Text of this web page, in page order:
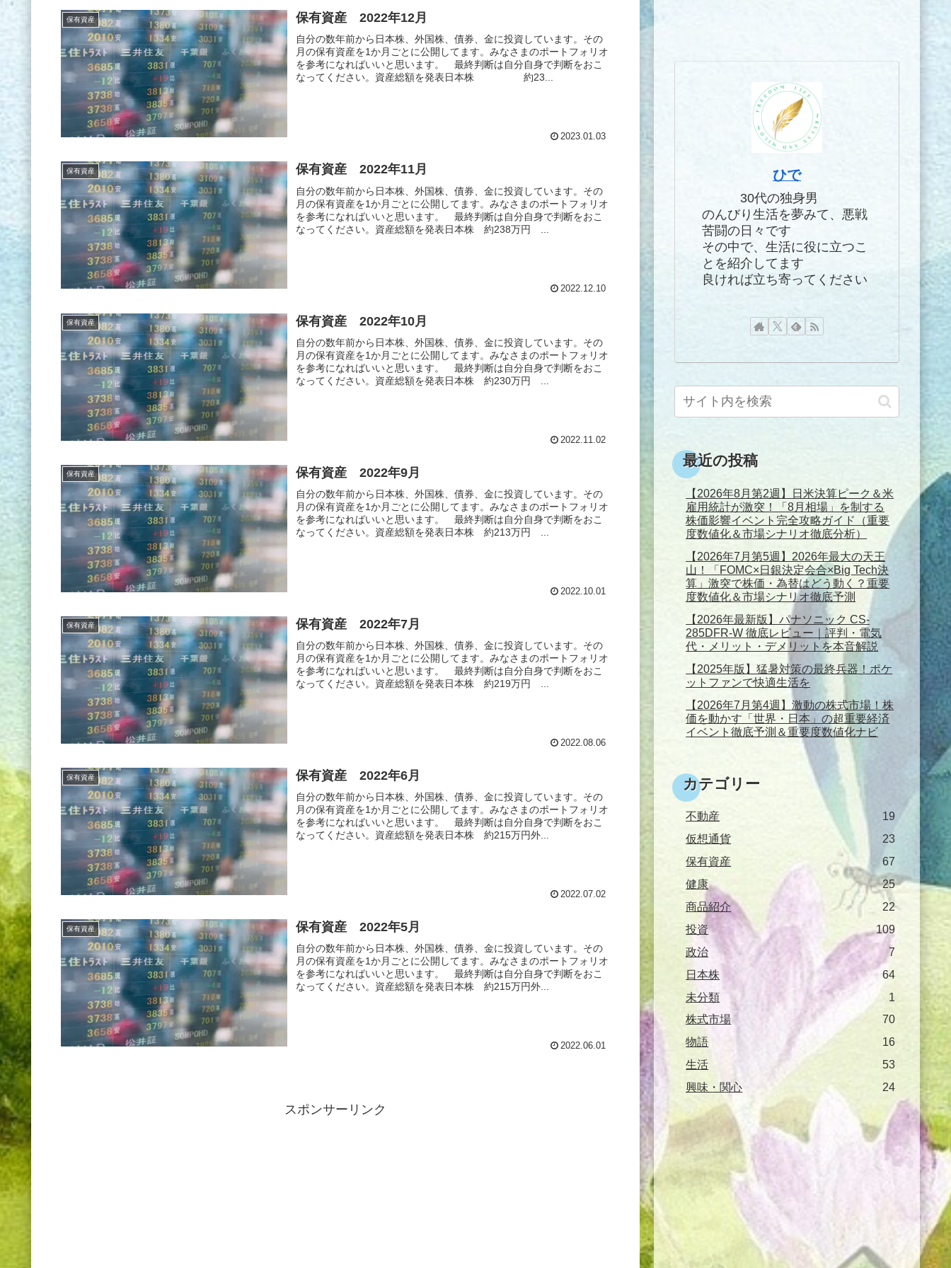
保有資産 保有資産 2022年12月
自分の数年前から日本株、外国株、債券、金に投資しています。その
月の保有資産を1か月ごとに公開してます。みなさまのポートフォリオ
を参考になればいいと思います。 最終判断は自分自身で判断をおこ
なってください。資産総額を発表日本株 約23...
2023.01.03
保有資産 保有資産 2022年11月
自分の数年前から日本株、外国株、債券、金に投資しています。その
月の保有資産を1か月ごとに公開してます。みなさまのポートフォリオ
を参考になればいいと思います。 最終判断は自分自身で判断をおこ
なってください。資産総額を発表日本株 約238万円 ...
2022.12.10
保有資産 保有資産 2022年10月
自分の数年前から日本株、外国株、債券、金に投資しています。その
月の保有資産を1か月ごとに公開してます。みなさまのポートフォリオ
を参考になればいいと思います。 最終判断は自分自身で判断をおこ
なってください。資産総額を発表日本株 約230万円 ...
2022.11.02
保有資産 保有資産 2022年9月
自分の数年前から日本株、外国株、債券、金に投資しています。その
月の保有資産を1か月ごとに公開してます。みなさまのポートフォリオ
を参考になればいいと思います。 最終判断は自分自身で判断をおこ
なってください。資産総額を発表日本株 約213万円 ...
2022.10.01
保有資産 保有資産 2022年7月
自分の数年前から日本株、外国株、債券、金に投資しています。その
月の保有資産を1か月ごとに公開してます。みなさまのポートフォリオ
を参考になればいいと思います。 最終判断は自分自身で判断をおこ
なってください。資産総額を発表日本株 約219万円 ...
2022.08.06
保有資産 保有資産 2022年6月
自分の数年前から日本株、外国株、債券、金に投資しています。その
月の保有資産を1か月ごとに公開してます。みなさまのポートフォリオ
を参考になればいいと思います。 最終判断は自分自身で判断をおこ
なってください。資産総額を発表日本株 約215万円外...
2022.07.02
保有資産 保有資産 2022年5月
自分の数年前から日本株、外国株、債券、金に投資しています。その
月の保有資産を1か月ごとに公開してます。みなさまのポートフォリオ
を参考になればいいと思います。 最終判断は自分自身で判断をおこ
なってください。資産総額を発表日本株 約215万円外...
2022.06.01
スポンサーリンク
ひで
30代の独身男
のんびり生活を夢みて、悪戦
苦闘の日々です
その中で、生活に役に立つこ
とを紹介してます
良ければ立ち寄ってください
最近の投稿
【2026年8月第2週】日米決算ピーク＆米
雇用統計が激突！「8月相場」を制する
株価影響イベント完全攻略ガイド（重要
度数値化＆市場シナリオ徹底分析）
【2026年7月第5週】2026年最大の天王
山！「FOMC×日銀決定会合×Big Tech決
算」激突で株価・為替はどう動く？重要
度数値化＆市場シナリオ徹底予測
【2026年最新版】パナソニック CS-
285DFR-W 徹底レビュー｜評判・電気
代・メリット・デメリットを本音解説
【2025年版】猛暑対策の最終兵器！ポケ
ットファンで快適生活を
【2026年7月第4週】激動の株式市場！株
価を動かす「世界・日本」の超重要経済
イベント徹底予測＆重要度数値化ナビ
カテゴリー
不動産
19
仮想通貨
23
保有資産
67
健康
25
商品紹介
22
投資
109
政治
7
日本株
64
未分類
1
株式市場
70
物語
16
生活
53
興味・関心
24